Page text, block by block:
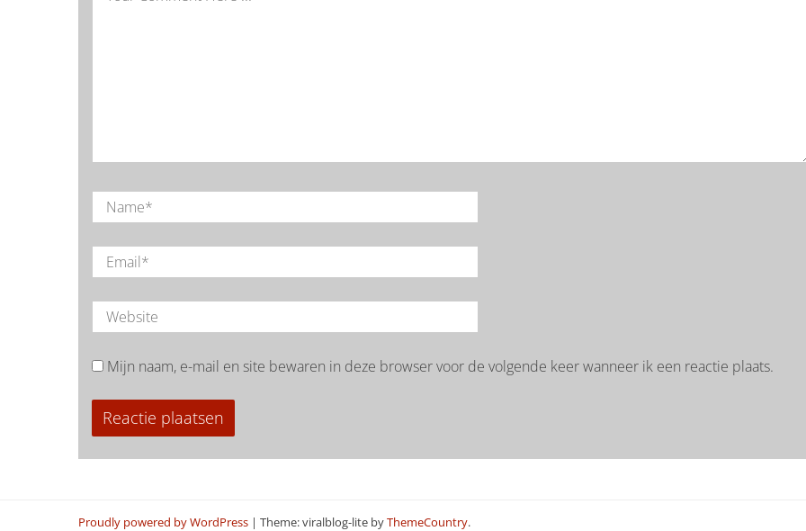
Mijn naam, e-mail en site bewaren in deze browser voor de volgende keer wanneer ik een reactie plaats.
Proudly powered by WordPress | Theme: viralblog-lite byThemeCountry.